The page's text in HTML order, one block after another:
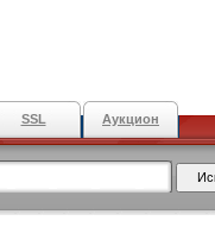
SSL Аукцион